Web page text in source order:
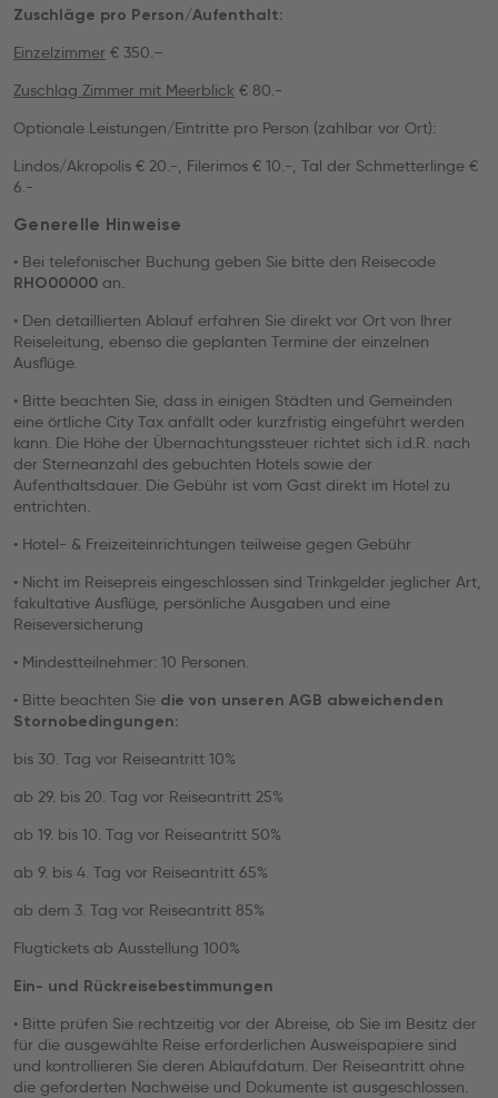
Zuschläge pro Person/Aufenthalt:
Einzelzimmer € 350.–
Zuschlag Zimmer mit Meerblick € 80.-
Optionale Leistungen/Eintritte pro Person (zahlbar vor Ort):
Lindos/Akropolis € 20.-, Filerimos € 10.-, Tal der Schmetterlinge €
6.-
Generelle Hinweise
• Bei telefonischer Buchung geben Sie bitte den Reisecode
RHO00000 an.
• Den detaillierten Ablauf erfahren Sie direkt vor Ort von Ihrer
Reiseleitung, ebenso die geplanten Termine der einzelnen
Ausflüge.
• Bitte beachten Sie, dass in einigen Städten und Gemeinden
eine örtliche City Tax anfällt oder kurzfristig eingeführt werden
kann. Die Höhe der Übernachtungssteuer richtet sich i.d.R. nach
der Sterneanzahl des gebuchten Hotels sowie der
Aufenthaltsdauer. Die Gebühr ist vom Gast direkt im Hotel zu
entrichten.
• Hotel- & Freizeiteinrichtungen teilweise gegen Gebühr
• Nicht im Reisepreis eingeschlossen sind Trinkgelder jeglicher Art,
fakultative Ausflüge, persönliche Ausgaben und eine
Reiseversicherung
• Mindestteilnehmer: 10 Personen.
• Bitte beachten Sie die von unseren AGB abweichenden
Stornobedingungen:
bis 30. Tag vor Reiseantritt 10%
ab 29. bis 20. Tag vor Reiseantritt 25%
ab 19. bis 10. Tag vor Reiseantritt 50%
ab 9. bis 4. Tag vor Reiseantritt 65%
ab dem 3. Tag vor Reiseantritt 85%
Flugtickets ab Ausstellung 100%
Ein- und Rückreisebestimmungen
• Bitte prüfen Sie rechtzeitig vor der Abreise, ob Sie im Besitz der
für die ausgewählte Reise erforderlichen Ausweispapiere sind
und kontrollieren Sie deren Ablaufdatum. Der Reiseantritt ohne
die geforderten Nachweise und Dokumente ist ausgeschlossen.